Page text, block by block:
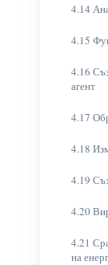
4.14
4.15
4.16
агент
4.17
4.18
4.19
4.20
4.21
на